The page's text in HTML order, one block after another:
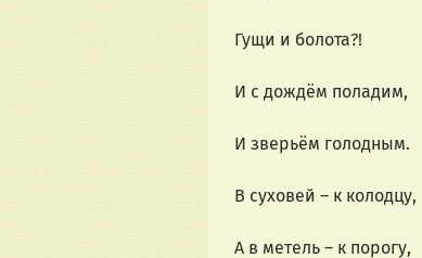
Гущи и болота?!
И с дождём поладим,
И зверьём голодным.
В суховей – к колодцу,
А в метель – к порогу,